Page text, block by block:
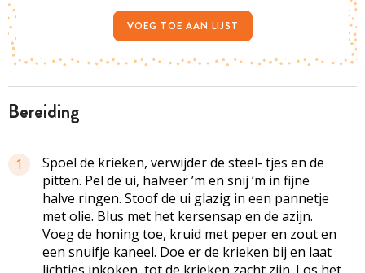
bereiding
1
Spoel de krieken, verwijder de steel- tjes en de
pitten. Pel de ui, halveer ’m en snij ’m in fijne
halve ringen. Stoof de ui glazig in een pannetje
met olie. Blus met het kersensap en de azijn.
Voeg de honing toe, kruid met peper en zout en
een snuifje kaneel. Doe er de krieken bij en laat
lichtjes inkoken, tot de krieken zacht zijn. Los het
VOEG TOE AAN LIJST